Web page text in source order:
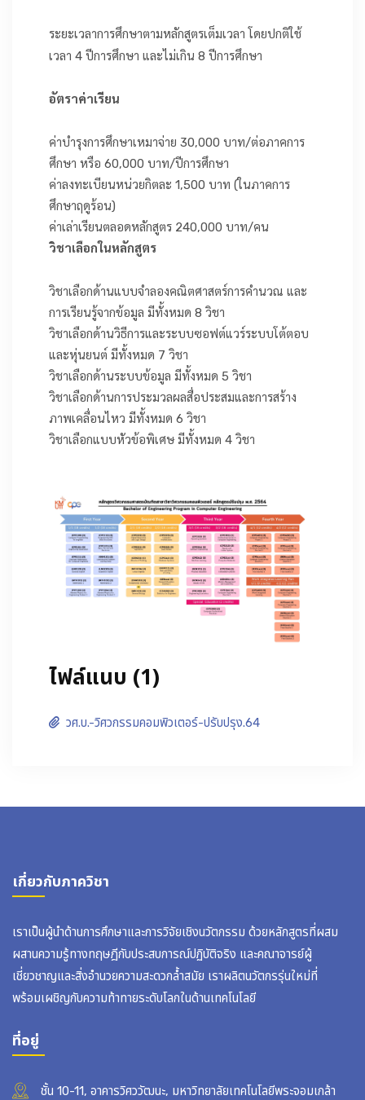
ระยะเวลาการศึกษาตามหลักสูตรเต็มเวลา โดยปกติใช้
เวลา 4 ปีการศึกษา และไม่เกิน 8 ปีการศึกษา
อัตราค่าเรียน
ค่าบำรุงการศึกษาเหมาจ่าย 30,000 บาท/ต่อภาคการ
ศึกษา หรือ 60,000 บาท/ปีการศึกษา
ค่าลงทะเบียนหน่วยกิตละ 1,500 บาท (ในภาคการ
ศึกษาฤดูร้อน)
ค่าเล่าเรียนตลอดหลักสูตร 240,000 บาท/คน
วิชาเลือกในหลักสูตร
วิชาเลือกด้านแบบจำลองคณิตศาสตร์การคำนวณ และ
การเรียนรู้จากข้อมูล มีทั้งหมด 8 วิชา
วิชาเลือกด้านวิธีการและระบบซอฟต์แวร์ระบบโต้ตอบ
และหุ่นยนต์ มีทั้งหมด 7 วิชา
วิชาเลือกด้านระบบข้อมูล มีทั้งหมด 5 วิชา
วิชาเลือกด้านการประมวลผลสื่อประสมและการสร้าง
ภาพเคลื่อนไหว มีทั้งหมด 6 วิชา
วิชาเลือกแบบหัวข้อพิเศษ มีทั้งหมด 4 วิชา
ไฟล์แนบ (1)
วศ.บ.-วิศวกรรมคอมพิวเตอร์-ปรับปรุง.64
เกี่ยวกับภาควิชา
เราเป็นผู้นำด้านการศึกษาและการวิจัยเชิงนวัตกรรม ด้วยหลักสูตรที่ผสม
ผสานความรู้ทางทฤษฎีกับประสบการณ์ปฏิบัติจริง และคณาจารย์ผู้
เชี่ยวชาญและสิ่งอำนวยความสะดวกล้ำสมัย เราผลิตนวัตกรรุ่นใหม่ที่
พร้อมเผชิญกับความท้าทายระดับโลกในด้านเทคโนโลยี
ที่อยู่
ชั้น 10-11, อาคารวิศววัฒนะ, มหาวิทยาลัยเทคโนโลยีพระจอมเกล้า